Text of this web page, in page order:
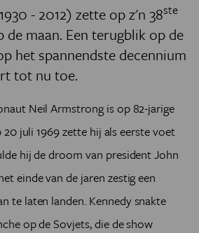
- 2012) zette op z'n 38ste
de maan. Een terugblik op de
het spannendste decennium
tot nu toe.
Neil Armstrong is op 82-jarige
juli 1969 zette hij als eerste voet
hij de droom van president John
einde van de jaren zestig een
te laten landen. Kennedy snakte
op de Sovjets, die de show